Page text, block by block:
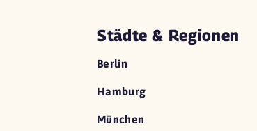
Städte & Regionen
Berlin
Hamburg
München